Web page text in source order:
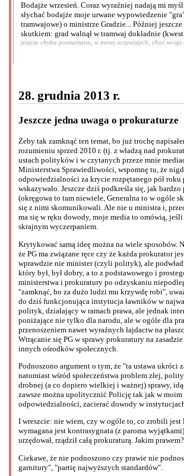
Bodajże wrzesień. Coraz wyraźniej nadają mi
słychać bodajże moje urwane wypowiedzenie
tramwajowe) o ministrze Gradzie... Później
skutkiem: grad walnął w tramwaj dokładnie
jeszcze chyba powtarzano, w mniej oczywistych, choć
28. grudnia 2013 r.
Jeszcze jedna uwaga o prokuraturze
Żeby tak zamknąć ten temat, bo już trochę
rozumieniu sprzed 2010 r. (tj. z władzą nad
ustach polityków i w czytanych przeze mnie
Ministerstwa Sprawiedliwości, wspomnę tu, że
odpowiedzialności za krycie rozpętanego pół
wskazywało. Jeszcze dziś podkreśla się, jak
(okręgowa to tam niewiele, Generalna to w ogóle
się z nimi skomunikowali. Ale nie u ministra i,
ma się w ręku dowody, moje media to omówią,
skrajnym wyczerpaniem.
Krytykować samą ideę można na wiele sposobów.
że PG ma związane ręce czy że każda prokurator
wprawdzie nie minister (czyli polityk), ale
który był, był dobry, a to z podstawowego i
ministerstwa i prokuratury po odzyskaniu
"zamknąć, bo za dużo ludzi mu krzywdę robi",
do dziś funkcjonująca instytucja ławników w
polityk, działający w ramach prawa, ale jednak
poniżające nie tylko dla narodu, ale w ogóle dla
przenoszeniem nawet wyraźnych łajdactw na
Wtrącanie się PG w sprawy prokuratury na
innych ośrodków społecznych.
Podnoszono argument o tym, że "ta ustawa
natomiast wśród społeczeństwa problem złej,
drobnej (a co dopiero wielkiej i ważnej) sprawy,
zawsze można upolitycznić Policję tak jak w
odpowiedzialności, zacierać dowody w
I wreszcie: nie wiem, czy w ogóle to, co zrobili
wymagana jest kontrasygnata (z paroma
urzędował, rządził całą prokuraturą. Jakim
Ciekawe, że nie podnoszono czy prawie nie
garnitury", "partię najwyższych standardów".